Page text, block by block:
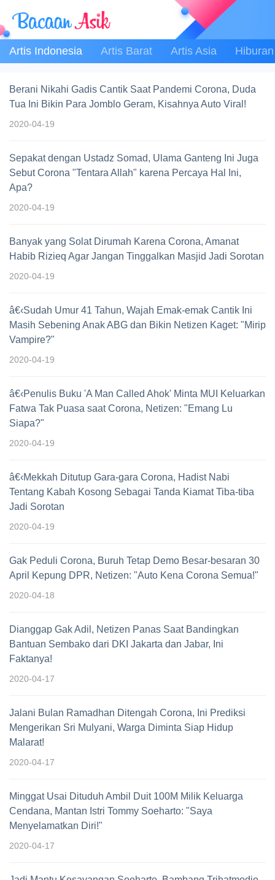
Artis Indonesia Artis Barat Artis Asia Hiburan
Berani Nikahi Gadis Cantik Saat Pandemi Corona, Duda
Tua Ini Bikin Para Jomblo Geram, Kisahnya Auto Viral!
2020-04-19
Sepakat dengan Ustadz Somad, Ulama Ganteng Ini Juga
Sebut Corona "Tentara Allah" karena Percaya Hal Ini,
Apa?
2020-04-19
Banyak yang Solat Dirumah Karena Corona, Amanat
Habib Rizieq Agar Jangan Tinggalkan Masjid Jadi Sorotan
2020-04-19
â€‹Sudah Umur 41 Tahun, Wajah Emak-emak Cantik Ini
Masih Sebening Anak ABG dan Bikin Netizen Kaget: "Mirip
Vampire?"
2020-04-19
â€‹Penulis Buku 'A Man Called Ahok' Minta MUI Keluarkan
Fatwa Tak Puasa saat Corona, Netizen: "Emang Lu
Siapa?"
2020-04-19
â€‹Mekkah Ditutup Gara-gara Corona, Hadist Nabi
Tentang Kabah Kosong Sebagai Tanda Kiamat Tiba-tiba
Jadi Sorotan
2020-04-19
Gak Peduli Corona, Buruh Tetap Demo Besar-besaran 30
April Kepung DPR, Netizen: "Auto Kena Corona Semua!"
2020-04-18
Dianggap Gak Adil, Netizen Panas Saat Bandingkan
Bantuan Sembako dari DKI Jakarta dan Jabar, Ini
Faktanya!
2020-04-17
Jalani Bulan Ramadhan Ditengah Corona, Ini Prediksi
Mengerikan Sri Mulyani, Warga Diminta Siap Hidup
Malarat!
2020-04-17
Minggat Usai Dituduh Ambil Duit 100M Milik Keluarga
Cendana, Mantan Istri Tommy Soeharto: "Saya
Menyelamatkan Diri!"
2020-04-17